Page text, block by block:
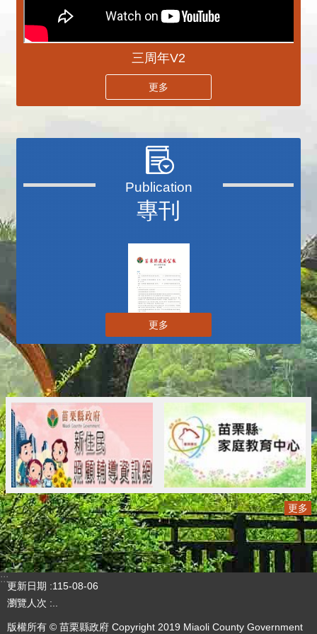
三周年V2
更多
專刊
更多
更多
:::
更新日期
115-08-06
瀏覽人次
..
版權所有 © 苗栗縣政府 Copyright 2019 Miaoli County Government